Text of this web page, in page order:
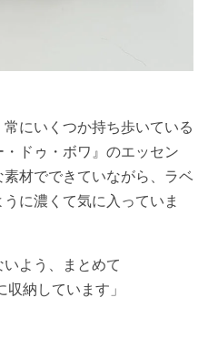
常にいくつか持ち歩いている
ドゥ・ボワ』のエッセン
材でできていながら、ラベ
に濃くて気に入っていま
よう、まとめて
納しています」